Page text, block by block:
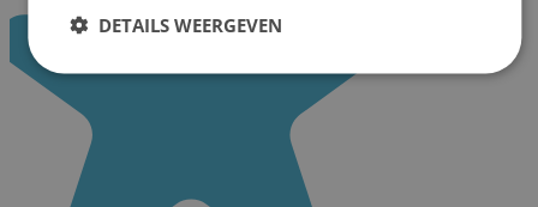
DETAILS WEERGEVEN